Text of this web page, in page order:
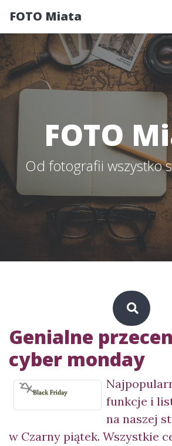
FOTO Miata
FOTO
Od fotografii wszystko
Genialne
cyber monday
funkcje i
na naszej
w Czarny piątek. Wszystkie